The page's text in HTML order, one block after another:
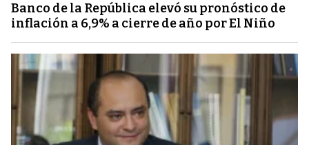
Banco de la República elevó su pronóstico de
inflación a 6,9% a cierre de año por El Niño